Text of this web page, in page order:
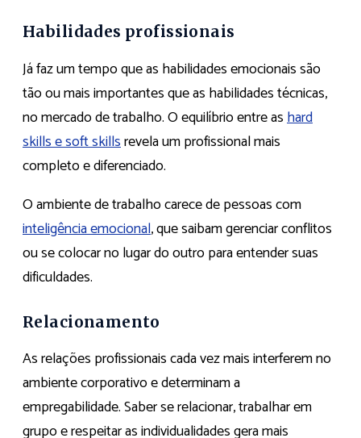
Habilidades profissionais
Já faz um tempo que as habilidades emocionais são
tão ou mais importantes que as habilidades técnicas,
no mercado de trabalho. O equilíbrio entre ashard
skills e soft skillsrevela um profissional mais
completo e diferenciado.
O ambiente de trabalho carece de pessoas com
inteligência emocional, que saibam gerenciar conflitos
ou se colocar no lugar do outro para entender suas
dificuldades.
Relacionamento
As relações profissionais cada vez mais interferem no
ambiente corporativo e determinam a
empregabilidade. Saber se relacionar, trabalhar em
grupo e respeitar as individualidades gera mais